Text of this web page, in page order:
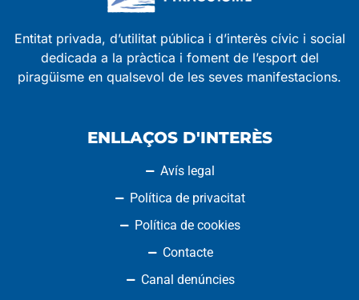
Entitat privada, d’utilitat pública i d’interès cívic i social
dedicada a la pràctica i foment de l’esport del
piragüisme en qualsevol de les seves manifestacions.
ENLLAÇOS D'INTERÈS
Avís legal
Política de privacitat
Política de cookies
Contacte
Canal denúncies